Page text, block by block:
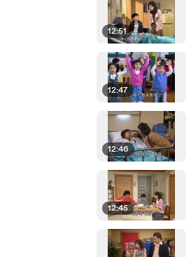
12:51
12:47
12:46
12:45